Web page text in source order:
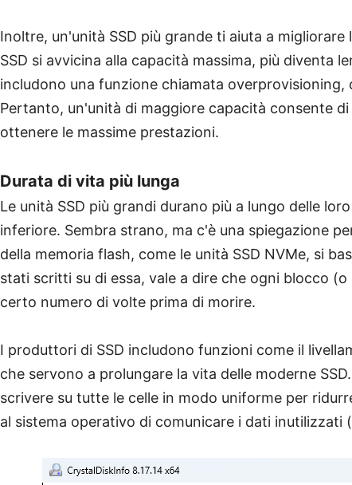
Inoltre, un'unità SSD più grande ti aiuta a migliorare
SSD si avvicina alla capacità massima, più diventa
includono una funzione chiamata
Pertanto, un'unità di maggiore capacità consente
ottenere le massime prestazioni.
Durata di vita più lunga
Le unità SSD più grandi durano più a lungo delle
inferiore. Sembra strano, ma c'è una spiegazione
della memoria flash, come le unità SSD NVMe, si
stati scritti su di essa, vale a dire che ogni blocco
certo numero di volte prima di morire.
I produttori di SSD includono funzioni come il
che servono a prolungare la vita delle moderne
scrivere su tutte le celle in modo uniforme per
al sistema operativo di comunicare i dati inutilizzati